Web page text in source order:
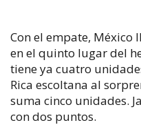
Con el empate, México
en el quinto lugar del
tiene ya cuatro
Rica escoltana al
suma cinco unidades.
con dos puntos.